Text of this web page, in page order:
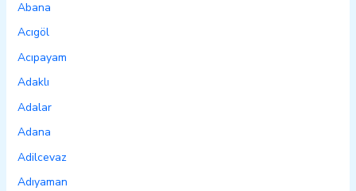
Abana
Acıgöl
Acıpayam
Adaklı
Adalar
Adana
Adilcevaz
Adıyaman